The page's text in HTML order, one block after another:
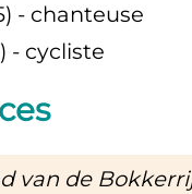
- chanteuse
- cycliste
van de